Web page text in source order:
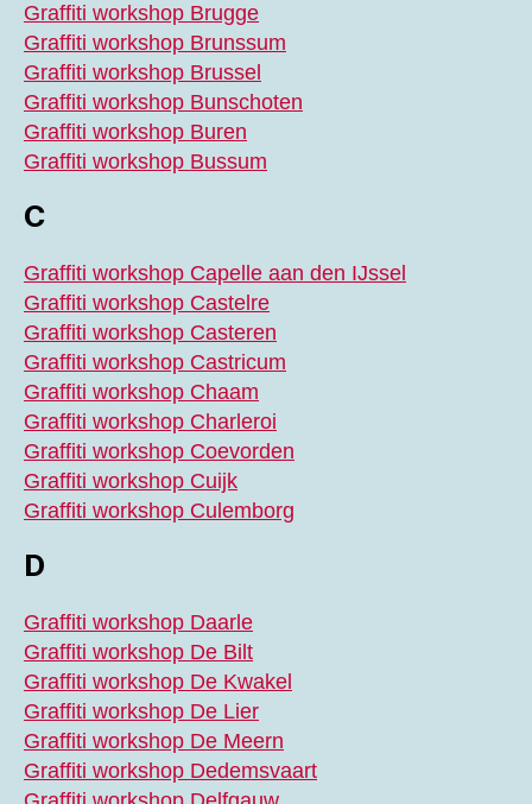
Graffiti workshop Brugge
Graffiti workshop Brunssum
Graffiti workshop Brussel
Graffiti workshop Bunschoten
Graffiti workshop Buren
Graffiti workshop Bussum
C
Graffiti workshop Capelle aan den IJssel
Graffiti workshop Castelre
Graffiti workshop Casteren
Graffiti workshop Castricum
Graffiti workshop Chaam
Graffiti workshop Charleroi
Graffiti workshop Coevorden
Graffiti workshop Cuijk
Graffiti workshop Culemborg
D
Graffiti workshop Daarle
Graffiti workshop De Bilt
Graffiti workshop De Kwakel
Graffiti workshop De Lier
Graffiti workshop De Meern
Graffiti workshop Dedemsvaart